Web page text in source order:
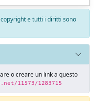
e tutti i diritti sono
o creare un link a questo
11573/1283715